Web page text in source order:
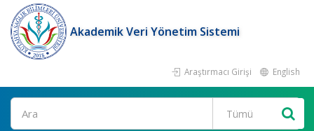
Akademik Veri Yönetim Sistemi
Araştırmacı Girişi English
Ara